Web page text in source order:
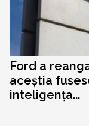
Ford a
aceștia
inteligența...